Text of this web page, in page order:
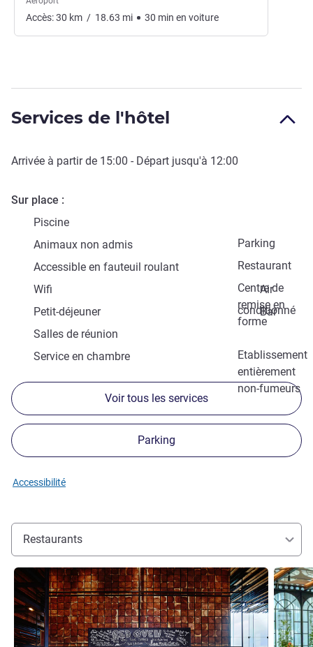
Accès:30 km / 18.63 mi 30 min en voiture
Services de l'hôtel
Arrivée à partir de 15:00 - Départ jusqu'à 12:00
Sur place
Piscine
Parking
Animaux non admis
Restaurant
Accessible en fauteuil roulant
Centre de
remise en
forme
Wifi
Air
conditionné
Petit-déjeuner
Bar
Salles de réunion
Etablissement
entièrement
non-fumeurs
Service en chambre
Voir tous les services
Parking
Accessibilité
Restaurants
Voir les détails Voir les